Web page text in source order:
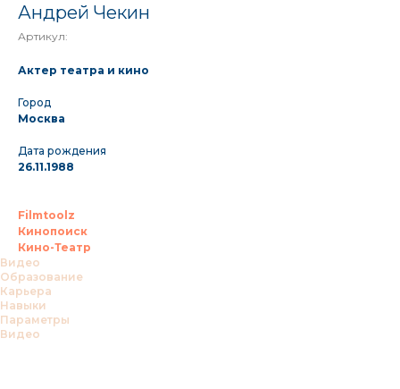
Андрей Чекин
Артикул:
Актер театра и кино
Город
Москва
Дата рождения
26.11.1988
Filmtoolz
Кинопоиск
Кино-Театр
Видео
Образование
Карьера
Навыки
Параметры
Видео